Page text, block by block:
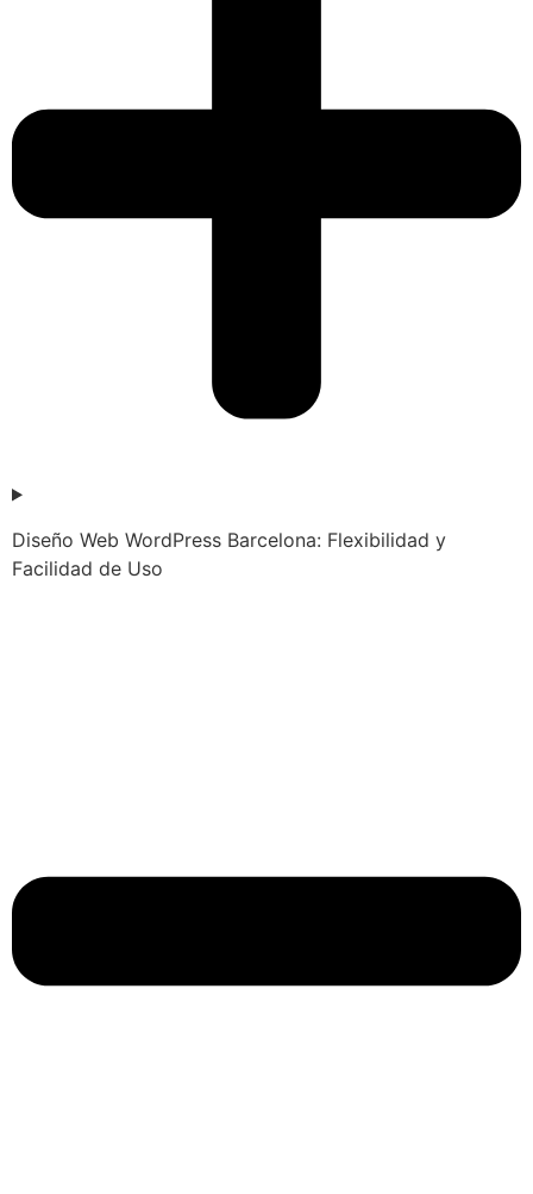
Diseño Web WordPress Barcelona: Flexibilidad y
Facilidad de Uso